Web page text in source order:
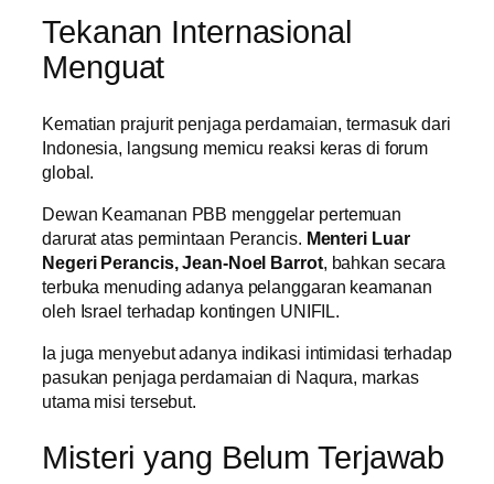
Tekanan Internasional
Menguat
Kematian prajurit penjaga perdamaian, termasuk dari
Indonesia, langsung memicu reaksi keras di forum
global.
Dewan Keamanan PBB menggelar pertemuan
darurat atas permintaan Perancis. Menteri Luar
Negeri Perancis, Jean-Noel Barrot, bahkan secara
terbuka menuding adanya pelanggaran keamanan
oleh Israel terhadap kontingen UNIFIL.
Ia juga menyebut adanya indikasi intimidasi terhadap
pasukan penjaga perdamaian di Naqura, markas
utama misi tersebut.
Misteri yang Belum Terjawab